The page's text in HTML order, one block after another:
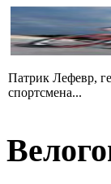
Патрик Лефевр,
спортсмена...